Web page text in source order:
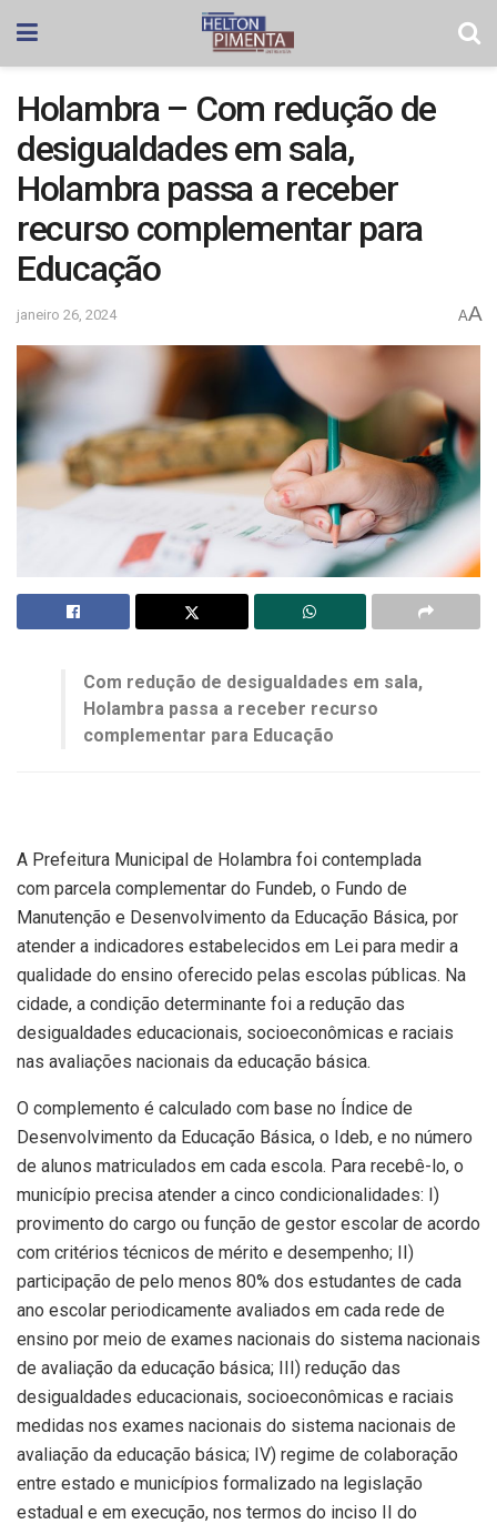
Holambra – Com redução de
desigualdades em sala,
Holambra passa a receber
recurso complementar para
Educação
janeiro 26, 2024 AA
Com redução de desigualdades em sala,
Holambra passa a receber recurso
complementar para Educação
A Prefeitura Municipal de Holambra foi contemplada
com parcela complementar do Fundeb, o Fundo de
Manutenção e Desenvolvimento da Educação Básica, por
atender a indicadores estabelecidos em Lei para medir a
qualidade do ensino oferecido pelas escolas públicas. Na
cidade, a condição determinante foi a redução das
desigualdades educacionais, socioeconômicas e raciais
nas avaliações nacionais da educação básica.
O complemento é calculado com base no Índice de
Desenvolvimento da Educação Básica, o Ideb, e no número
de alunos matriculados em cada escola. Para recebê-lo, o
município precisa atender a cinco condicionalidades: I)
provimento do cargo ou função de gestor escolar de acordo
com critérios técnicos de mérito e desempenho; II)
participação de pelo menos 80% dos estudantes de cada
ano escolar periodicamente avaliados em cada rede de
ensino por meio de exames nacionais do sistema nacionais
de avaliação da educação básica; III) redução das
desigualdades educacionais, socioeconômicas e raciais
medidas nos exames nacionais do sistema nacionais de
avaliação da educação básica; IV) regime de colaboração
entre estado e municípios formalizado na legislação
estadual e em execução, nos termos do inciso II do